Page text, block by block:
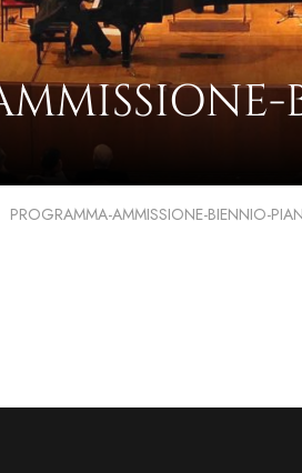
PROGRAMMA-AMMISSIONE-BIENNIO-